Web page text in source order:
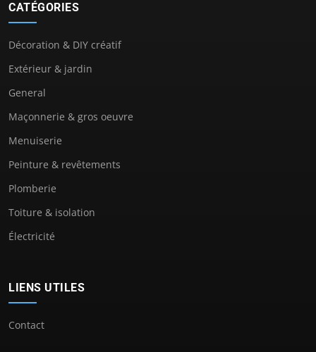
CATÉGORIES
Décoration & DIY créatif
Extérieur & jardin
General
Maçonnerie & gros oeuvre
Menuiserie
Peinture & revêtements
Plomberie
Toiture & isolation
Électricité
LIENS UTILES
Contact